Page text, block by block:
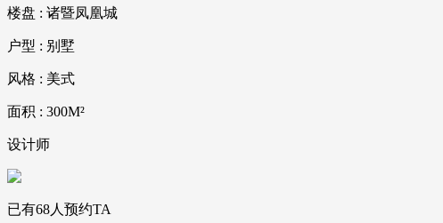
楼盘 : 诸暨凤凰城
户型 : 别墅
风格 : 美式
面积 : 300M²
设计师
已有68人预约TA